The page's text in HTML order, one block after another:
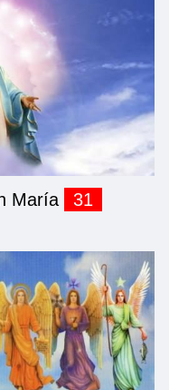
María 31